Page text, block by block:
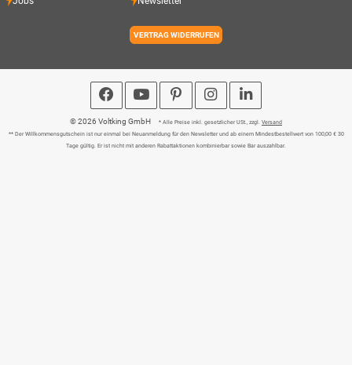
VERTRAG WIDERRUFEN
© 2026 Voltking GmbH * Alle Preise inkl. gesetzlicher USt., zzgl. Versand
** Der Willkommensgutschein ist nur einmal bei Neuanmeldung für den Newsletter und ab einem Mindestbestellwert von 100,00 € 30
Tage gültig. Er ist nicht mit anderen Rabattaktionen kombinierbar sowie Bar auszahlbar.